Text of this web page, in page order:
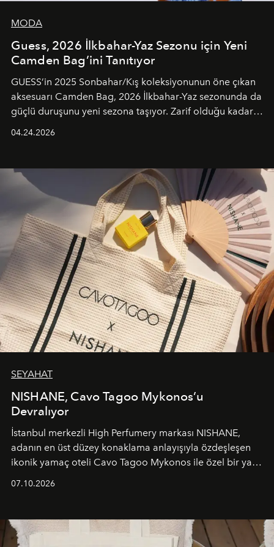
MODA
Guess, 2026 İlkbahar-Yaz Sezonu için Yeni
Camden Bag’ini Tanıtıyor
GUESS’in 2025 Sonbahar/Kış koleksiyonunun öne çıkan
aksesuarı Camden Bag, 2026 İlkbahar-Yaz sezonunda da
güçlü duruşunu yeni sezona taşıyor. Zarif olduğu kadar
04.24.2026
SEYAHAT
NISHANE, Cavo Tagoo Mykonos’u
Devralıyor
İstanbul merkezli High Perfumery markası NISHANE,
adanın en üst düzey konaklama anlayışıyla özdeşleşen
ikonik yamaç oteli Cavo Tagoo Mykonos ile özel bir yaz
buluşturarak markanın Cavo Tagoo’daki varlığını
sürükleyici ve mevsime özel bir deneyime dönüştürüyor.
07.10.2026